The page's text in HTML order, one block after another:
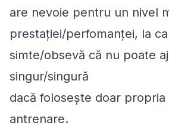
are nevoie pentru un nivel
prestaţiei/perfomanţei, la
simte/obsevă că nu poate
singur/singură
dacă foloseşte doar
antrenare.